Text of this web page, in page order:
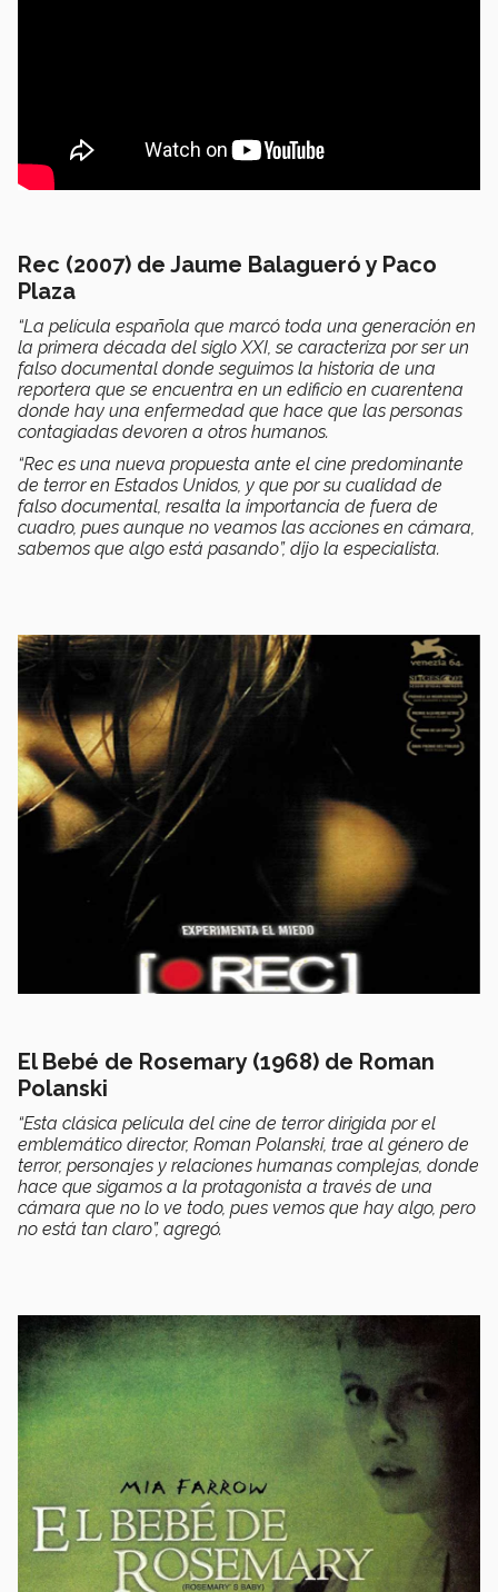
Rec (2007) de Jaume Balagueró y Paco
Plaza
“La película española que marcó toda una generación en
la primera década del siglo XXI, se caracteriza por ser un
falso documental donde seguimos la historia de una
reportera que se encuentra en un edificio en cuarentena
donde hay una enfermedad que hace que las personas
contagiadas devoren a otros humanos.
“Rec es una nueva propuesta ante el cine predominante
de terror en Estados Unidos, y que por su cualidad de
falso documental, resalta la importancia de fuera de
cuadro, pues aunque no veamos las acciones en cámara,
sabemos que algo está pasando”, dijo la especialista.
El Bebé de Rosemary (1968) de Roman
Polanski
“Esta clásica película del cine de terror dirigida por el
emblemático director, Roman Polanski, trae al género de
terror, personajes y relaciones humanas complejas, donde
hace que sigamos a la protagonista a través de una
cámara que no lo ve todo, pues vemos que hay algo, pero
no está tan claro”, agregó.